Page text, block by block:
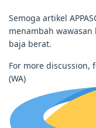
Semoga artikel
menambah
baja berat.
For more discussion,
(WA)